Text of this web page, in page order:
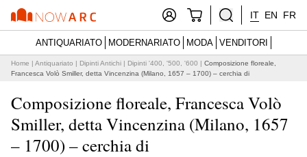
IT EN FR
ANTIQUARIATO MODERNARIATO MODA VENDITORI
Home | Antiquariato | Dipinti Antichi | Dipinti '400, '500, '600 | Composizione floreale,
Francesca Volò Smiller, detta Vincenzina (Milano, 1657 – 1700) – cerchia di
Composizione floreale, Francesca Volò
Smiller, detta Vincenzina (Milano, 1657
– 1700) – cerchia di